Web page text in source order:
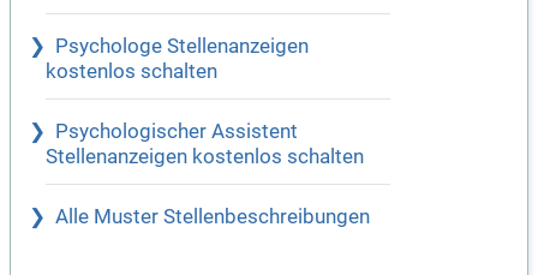
Psychologe Stellenanzeigen
kostenlos schalten
Psychologischer Assistent
Stellenanzeigen kostenlos schalten
Alle Muster Stellenbeschreibungen